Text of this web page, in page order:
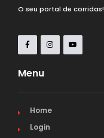
O seu portal de corridas!
Menu
Home
Login